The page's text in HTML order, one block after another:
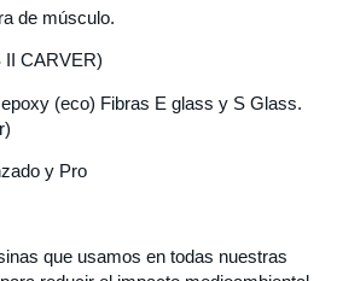
de músculo.
II CARVER)
(eco) Fibras E glass y S Glass.
y Pro
que usamos en todas nuestras